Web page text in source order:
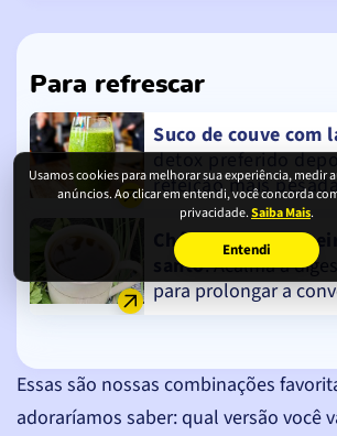
Usamos cookies para melhorar sua experiência, medir
anúncios. Ao clicar em entendi, você concorda
privacidade.Saiba Mais.
Entendi
Para refrescar
Suco de couve com
detox preferido
refeição mais
Chá de capim-
santo: Acalma a
para prolongar a
Essas são nossas combinações
adoraríamos saber: qual versão você